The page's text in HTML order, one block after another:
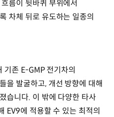
름이 뒷바퀴 부위에서
차체 뒤로 유도하는 일종의
존 E-GMP 전기차의
을 발굴하고, 개선 방향에 대해
습니다. 이 밖에 다양한 타사
EV9에 적용할 수 있는 최적의